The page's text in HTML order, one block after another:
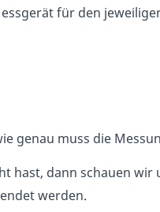
für den
genau muss die
hast, dann schauen
werden.